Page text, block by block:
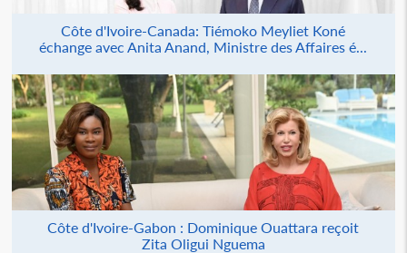
Côte d'Ivoire-Canada: Tiémoko Meyliet Koné
échange avec Anita Anand, Ministre des Affaires é...
Côte d'Ivoire-Gabon : Dominique Ouattara reçoit
Zita Oligui Nguema